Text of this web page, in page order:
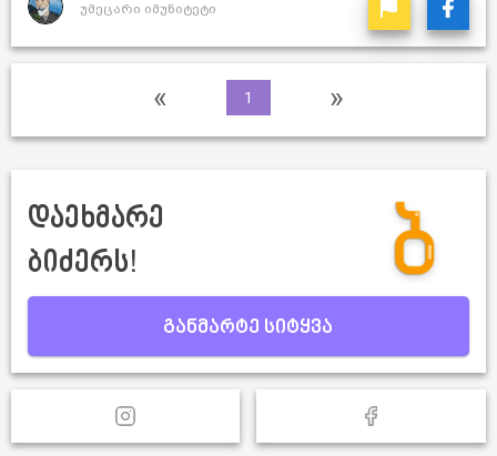
უმეცარი იმუნიტეტი
« 1 »
დაეხმარე
ბიძერს!
განმარტე სიტყვა